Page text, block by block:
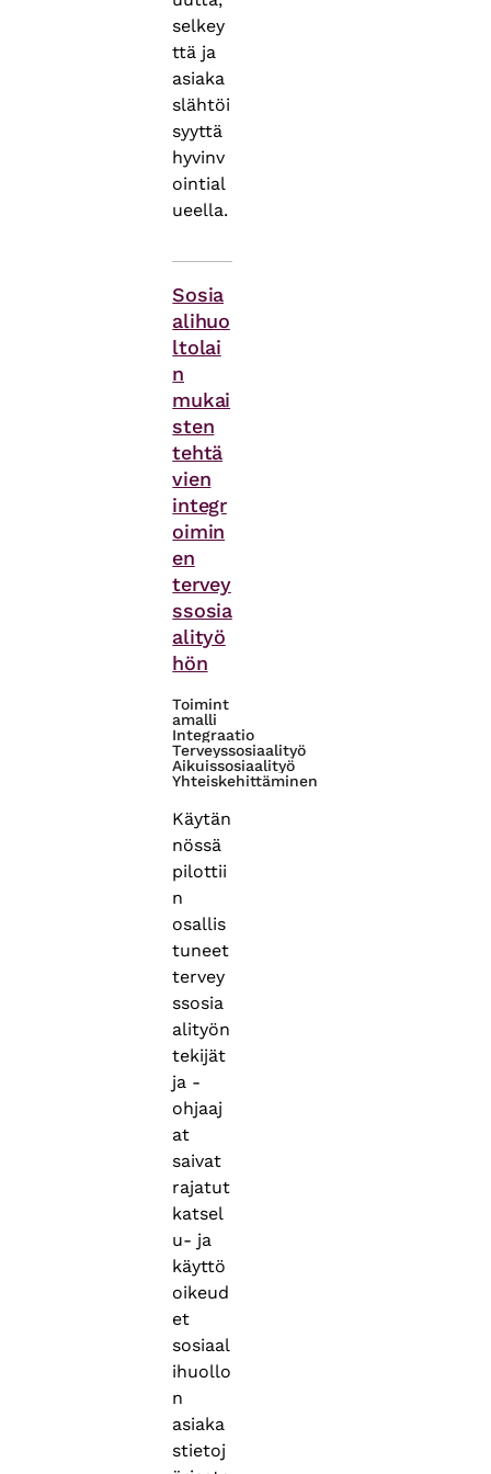
selkey
ttä ja
asiaka
slähtöi
syyttä
hyvinv
ointial
ueella.
Sosia
alihuo
ltolai
n
mukai
sten
tehtä
vien
integr
oimin
en
tervey
ssosia
alityö
hön
Toimint
amalli
Integraatio
Terveyssosiaalityö
Aikuissosiaalityö
Yhteiskehittäminen
Käytän
nössä
pilottii
n
osallis
tuneet
tervey
ssosia
alityön
tekijät
ja -
ohjaaj
at
saivat
rajatut
katsel
u- ja
käyttö
oikeud
et
sosiaal
ihuollo
n
asiaka
stietoj